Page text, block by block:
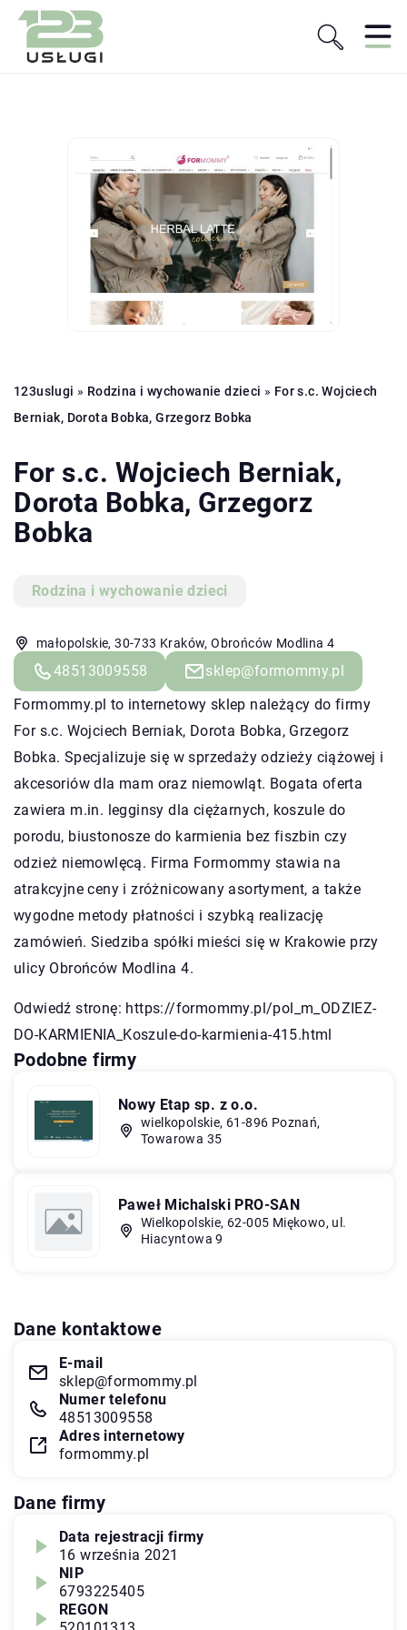
123uslugi » Rodzina i wychowanie dzieci » For s.c. Wojciech
Berniak, Dorota Bobka, Grzegorz Bobka
For s.c. Wojciech Berniak,
Dorota Bobka, Grzegorz
Bobka
Rodzina i wychowanie dzieci
małopolskie, 30-733 Kraków, Obrońców Modlina 4
48513009558
sklep@formommy.pl
Formommy.pl to internetowy sklep należący do firmy
For s.c. Wojciech Berniak, Dorota Bobka, Grzegorz
Bobka. Specjalizuje się w sprzedaży odzieży ciążowej i
akcesoriów dla mam oraz niemowląt. Bogata oferta
zawiera m.in. legginsy dla ciężarnych, koszule do
porodu, biustonosze do karmienia bez fiszbin czy
odzież niemowlęcą. Firma Formommy stawia na
atrakcyjne ceny i zróżnicowany asortyment, a także
wygodne metody płatności i szybką realizację
zamówień. Siedziba spółki mieści się w Krakowie przy
ulicy Obrońców Modlina 4.
Odwiedź stronę: https://formommy.pl/pol_m_ODZIEZ-
DO-KARMIENIA_Koszule-do-karmienia-415.html
Podobne firmy
Nowy Etap sp. z o.o.
wielkopolskie, 61-896 Poznań,
Towarowa 35
Paweł Michalski PRO-SAN
Wielkopolskie, 62-005 Miękowo, ul.
Hiacyntowa 9
Dane kontaktowe
E-mail
sklep@formommy.pl
Numer telefonu
48513009558
Adres internetowy
formommy.pl
Dane firmy
Data rejestracji firmy
16 września 2021
NIP
6793225405
REGON